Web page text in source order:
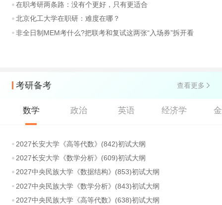
在职考研两条路：没有个更好，只有更适合
北京化工大学在职研：难度在哪？
非全日制MEM考什么?把联考和复试这两张“入场券”拆开看
考研备考 查看更多
数学 政治 英语 经济学
2027长安大学《高等代数》(842)初试大纲
2027长安大学《数学分析》(609)初试大纲
2027中央民族大学《数据结构》(853)初试大纲
2027中央民族大学《数学分析》(843)初试大纲
2027中央民族大学《高等代数》(638)初试大纲